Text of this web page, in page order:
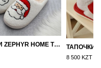
ТАПОЧКИ ZEPHYR HOME ТЕДДИ ДЕД МОРОЗ NEW
8 500 KZT